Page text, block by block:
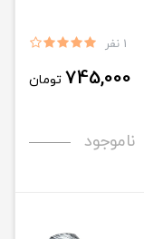
1 نفر
745,000 تومان
ناموجود